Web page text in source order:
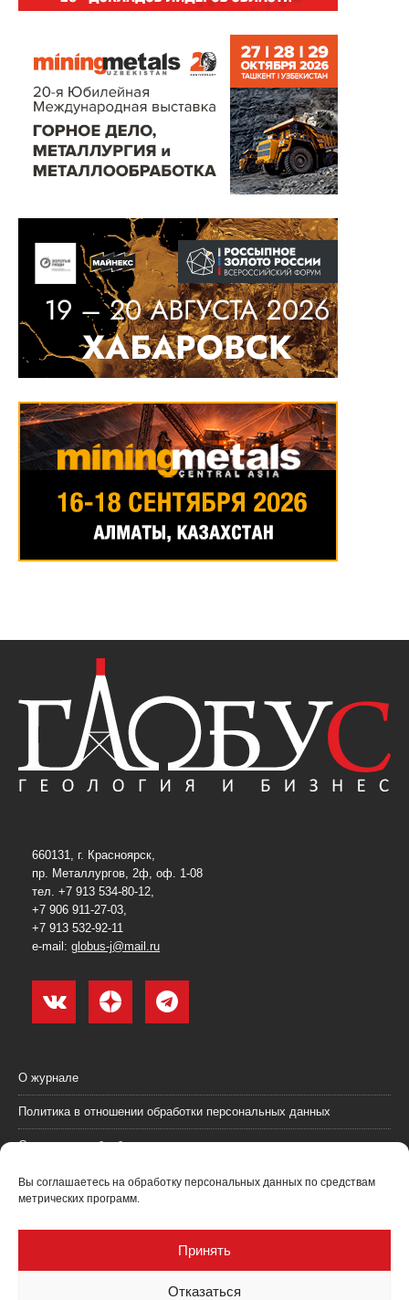
Вы соглашаетесь на обработку персональных данных по средствам
метрических программ.
Принять
Отказаться
660131, г. Красноярск,
пр. Металлургов, 2ф, оф. 1-08
тел. +7 913 534-80-12,
+7 906 911-27-03,
+7 913 532-92-11
e-mail: globus-j@mail.ru
О журнале
Политика в отношении обработки персональных данных
Согласие на обработку персональных данных
Пользовательское соглашение (оферта)